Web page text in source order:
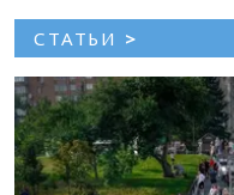
СТАТЬИ >